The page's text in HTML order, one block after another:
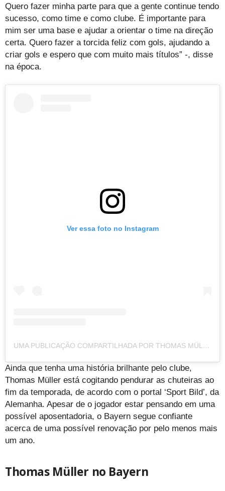
Quero fazer minha parte para que a gente continue tendo
sucesso, como time e como clube. É importante para
mim ser uma base e ajudar a orientar o time na direção
certa. Quero fazer a torcida feliz com gols, ajudando a
criar gols e espero que com muito mais títulos” -, disse
na época.
Ver essa foto no Instagram
UMA PUBLICAÇÃO COMPARTILHADA POR THOMAS MÜLLER (@ESMUELLERT)
Ainda que tenha uma história brilhante pelo clube,
Thomas Müller está cogitando pendurar as chuteiras ao
fim da temporada, de acordo com o portal ‘Sport Bild’, da
Alemanha. Apesar de o jogador estar pensando em uma
possível aposentadoria, o Bayern segue confiante
acerca de uma possível renovação por pelo menos mais
um ano.
Thomas Müller no Bayern